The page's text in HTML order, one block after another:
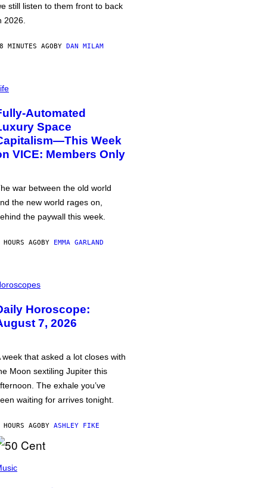
still listen to them front to back
2026.
MINUTES AGOBY DAN MILAM
Automated
Space
Week
VICE: Members Only
war between the old world
the new world rages on,
the paywall this week.
AGOBY EMMA GARLAND
Horoscope:
7, 2026
week that asked a lot closes with
Moon sextiling Jupiter this
The exhale you’ve
waiting for arrives tonight.
AGOBY ASHLEY FIKE